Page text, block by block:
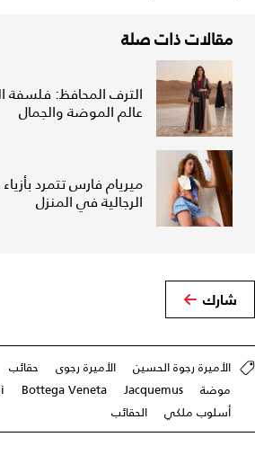
مقالات ذات صلة
الترف المحافظ: فلسفة
عالم الموضة والجمال
ميريام فارس تتمرد
الرجالية في المنزل
شارك
الأميرة رجوة الحسين الأميرة رجوى حقائب
موضة
Jacquemus
Bottega Veneta
أسلوب ملكي
الحقائب